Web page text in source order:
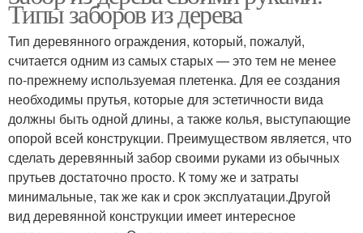
Типы заборов из дерева
Тип деревянного ограждения, который, пожалуй,
считается одним из самых старых — это тем не менее
по-прежнему используемая плетенка. Для ее создания
необходимы прутья, которые для эстетичности вида
должны быть одной длины, а также колья, выступающие
опорой всей конструкции. Преимуществом является, что
сделать деревянный забор своими руками из обычных
прутьев достаточно просто. К тому же и затраты
минимальные, так же как и срок эксплуатации.Другой
вид деревянной конструкции имеет интересное